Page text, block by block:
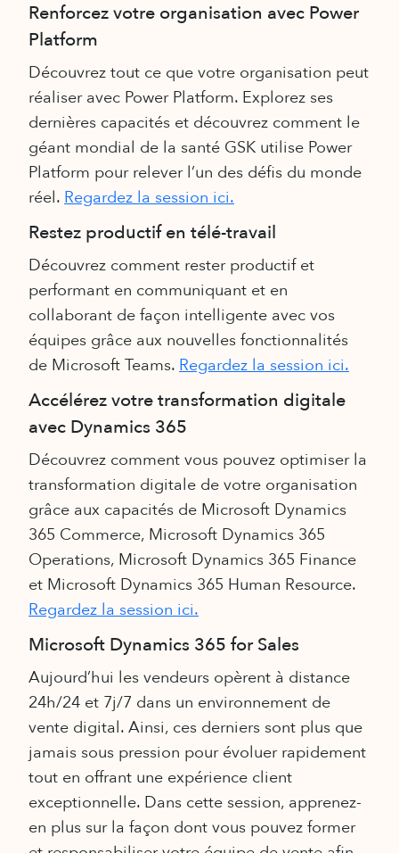
Renforcez votre organisation avec Power
Platform
Découvrez tout ce que votre organisation peut
réaliser avec Power Platform. Explorez ses
dernières capacités et découvrez comment le
géant mondial de la santé GSK utilise Power
Platform pour relever l’un des défis du monde
réel. Regardez la session ici.
Restez productif en télé-travail
Découvrez comment rester productif et
performant en communiquant et en
collaborant de façon intelligente avec vos
équipes grâce aux nouvelles fonctionnalités
de Microsoft Teams. Regardez la session ici.
Accélérez votre transformation digitale
avec Dynamics 365
Découvrez comment vous pouvez optimiser la
transformation digitale de votre organisation
grâce aux capacités de Microsoft Dynamics
365 Commerce, Microsoft Dynamics 365
Operations, Microsoft Dynamics 365 Finance
et Microsoft Dynamics 365 Human Resource.
Regardez la session ici.
Microsoft Dynamics 365 for Sales
Aujourd’hui les vendeurs opèrent à distance
24h/24 et 7j/7 dans un environnement de
vente digital. Ainsi, ces derniers sont plus que
jamais sous pression pour évoluer rapidement
tout en offrant une expérience client
exceptionnelle. Dans cette session, apprenez-
en plus sur la façon dont vous pouvez former